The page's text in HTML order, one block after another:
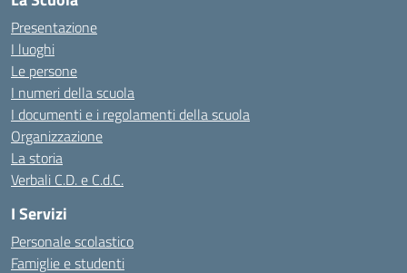
Presentazione
I luoghi
Le persone
I numeri della scuola
I documenti e i regolamenti della scuola
Organizzazione
La storia
Verbali C.D. e C.d.C.
I Servizi
Personale scolastico
Famiglie e studenti